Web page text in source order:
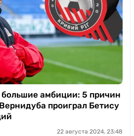
амбиции: 5 причин
проиграл Бетису
22 августа 2024, 23:48